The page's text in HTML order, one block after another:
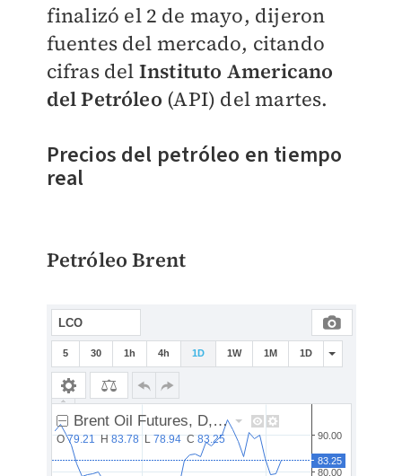
finalizó el 2 de mayo, dijeron
fuentes del mercado, citando
cifras del Instituto Americano
del Petróleo (API) del martes.
Precios del petróleo en tiempo
real
Petróleo Brent